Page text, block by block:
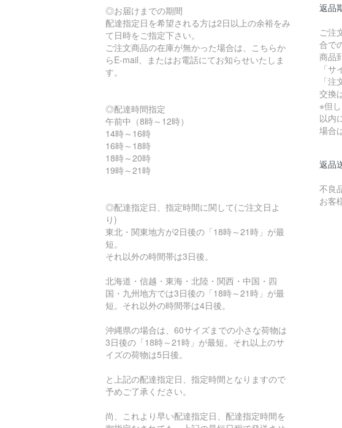
◎お届けまでの期間
配達指定日を希望される方は2日以上の余裕をみ
て日時をご指定下さい。
ご注文商品の在庫が無かった場合は、こちらか
らE-mail、またはお電話にてお知らせいたしま
す。
◎配達時間指定
午前中（8時～12時）
14時～16時
16時～18時
18時～20時
19時～21時
◎配達指定日、指定時間に関して(ご注文日よ
り)
東北・関東地方が2日後の「18時～21時」が最
短。
それ以外の時間帯は3日後。
北海道・信越・東海・北陸・関西・中国・四
国・九州地方では3日後の「18時～21時」が最
短。それ以外の時間帯は4日後。
沖縄県の場合は、60サイズまでの小さな荷物は
3日後の「18時～21時」が最短。それ以上のサ
イズの荷物は5日後。
と上記の配達指定日、指定時間となりますので
予めご了承ください。
尚、これより早い配達指定日、配達指定時間を
返品
ご注
合で
商品
「
「
交換
※但
以内
場合
返品
不良
お客